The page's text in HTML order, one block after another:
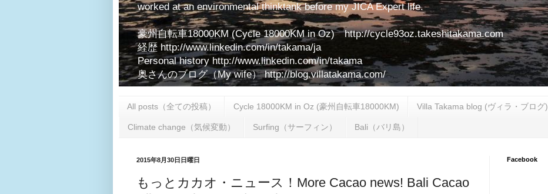
worked at an environmental thinktank before my JICA Expert life.
豪州自転車18000KM (Cycle 18000KM in Oz) http://cycle93oz.takeshitakama.com
経歴 http://www.linkedin.com/in/takama/ja
Personal history http://www.linkedin.com/in/takama
奥さんのブログ（My wife） http://blog.villatakama.com/
All posts（全ての投稿） Cycle 18000KM in Oz (豪州自転車18000KM) Villa Takama blog (ヴィラ・ブログ)
Climate change（気候変動） Surfing（サーフィン） Bali（バリ島）
2015年8月30日日曜日
もっとカカオ・ニュース！More Cacao news! Bali Cacao
Facebook